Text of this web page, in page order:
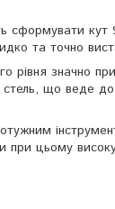
сформувати
та точно
рівня значно
що веде до
при цьому високу